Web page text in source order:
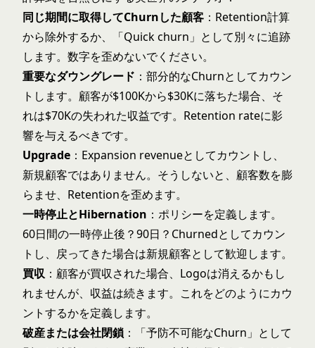
同じ期間に取得してChurnした顧客 ：Retention計算
から除外するか、「Quick churn」として別々に追跡
します。数字を歪めないでください。
重要なダウングレード ：部分的なChurnとしてカウン
トします。顧客が$100Kから$30Kに落ちた場合、そ
れは$70Kの失われた収益です。Retention rateに影
響を与えるべきです。
Upgrade ：Expansion revenueとしてカウントし、
新規顧客ではありません。そうしないと、顧客数を膨
らませ、Retentionを歪めます。
一時停止とHibernation ：ポリシーを定義します。
60日間の一時停止後？90日？Churnedとしてカウン
トし、戻ってきた場合は新規顧客として歓迎します。
買収 ：顧客が買収された場合、Logoは消えるかもし
れませんが、収益は続きます。これをどのようにカウ
ントするかを定義します。
破産または会社閉鎖 ：「予防不可能なChurn」として